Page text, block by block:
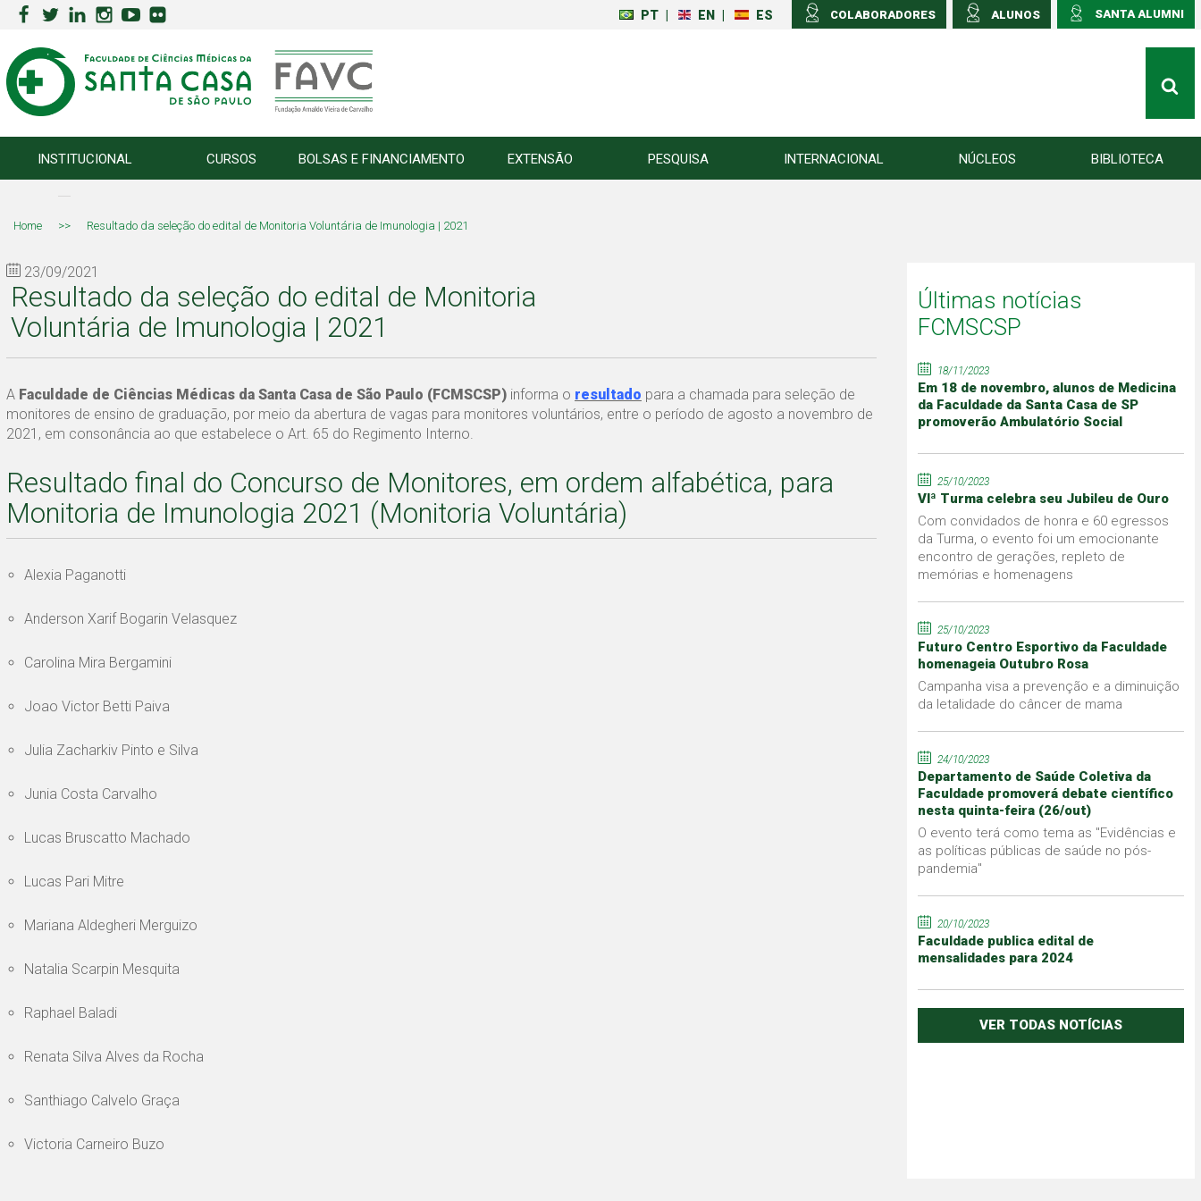
SANTA ALUMNI
ALUNOS
COLABORADORES
PT EN ES
INSTITUCIONAL CURSOS BOLSAS E FINANCIAMENTO EXTENSÃO PESQUISA INTERNACIONAL NÚCLEOS BIBLIOTECA
Home >> Resultado da seleção do edital de Monitoria Voluntária de Imunologia | 2021
23/09/2021
Resultado da seleção do edital de Monitoria
Voluntária de Imunologia | 2021
A Faculdade de Ciências Médicas da Santa Casa de São Paulo (FCMSCSP)informa o resultado para a chamada para seleção de
monitores de ensino de graduação, por meio da abertura de vagas para monitores voluntários, entre o período de agosto a novembro de
2021, em consonância ao que estabelece o Art. 65 do Regimento Interno.
Resultado final do Concurso de Monitores, em ordem alfabética, para
Monitoria de Imunologia 2021 (Monitoria Voluntária)
Alexia Paganotti
Anderson Xarif Bogarin Velasquez
Carolina Mira Bergamini
Joao Victor Betti Paiva
Julia Zacharkiv Pinto e Silva
Junia Costa Carvalho
Lucas Bruscatto Machado
Lucas Pari Mitre
Mariana Aldegheri Merguizo
Natalia Scarpin Mesquita
Raphael Baladi
Renata Silva Alves da Rocha
Santhiago Calvelo Graça
Victoria Carneiro Buzo
Últimas notícias
FCMSCSP
18/11/2023
Em 18 de novembro, alunos de Medicina
da Faculdade da Santa Casa de SP
promoverão Ambulatório Social
25/10/2023
VIª Turma celebra seu Jubileu de Ouro
Com convidados de honra e 60 egressos
da Turma, o evento foi um emocionante
encontro de gerações, repleto de
memórias e homenagens
25/10/2023
Futuro Centro Esportivo da Faculdade
homenageia Outubro Rosa
Campanha visa a prevenção e a diminuição
da letalidade do câncer de mama
24/10/2023
Departamento de Saúde Coletiva da
Faculdade promoverá debate científico
nesta quinta-feira (26/out)
O evento terá como tema as "Evidências e
as políticas públicas de saúde no pós-
pandemia"
20/10/2023
Faculdade publica edital de
mensalidades para 2024
VER TODAS NOTÍCIAS